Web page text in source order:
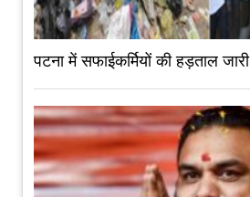
पटना में सफाईकर्मियों की हड़ताल जारी